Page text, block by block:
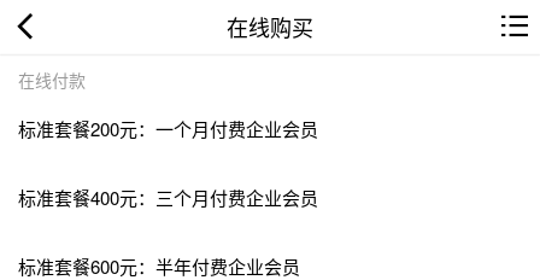
在线购买
在线付款
标准套餐200元：一个月付费企业会员
标准套餐400元：三个月付费企业会员
标准套餐600元：半年付费企业会员